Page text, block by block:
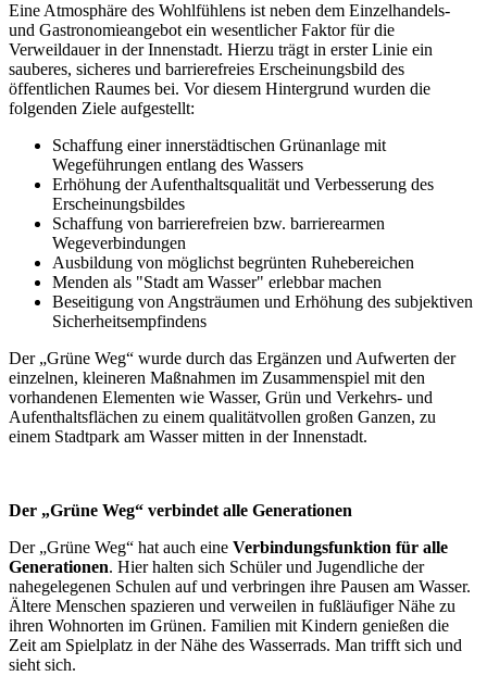
Eine Atmosphäre des Wohlfühlens ist neben dem Einzelhandels-
und Gastronomieangebot ein wesentlicher Faktor für die
Verweildauer in der Innenstadt. Hierzu trägt in erster Linie ein
sauberes, sicheres und barrierefreies Erscheinungsbild des
öffentlichen Raumes bei. Vor diesem Hintergrund wurden die
folgenden Ziele aufgestellt:
Schaffung einer innerstädtischen Grünanlage mit
Wegeführungen entlang des Wassers
Erhöhung der Aufenthaltsqualität und Verbesserung des
Erscheinungsbildes
Schaffung von barrierefreien bzw. barrierearmen
Wegeverbindungen
Ausbildung von möglichst begrünten Ruhebereichen
Menden als "Stadt am Wasser" erlebbar machen
Beseitigung von Angsträumen und Erhöhung des subjektiven
Sicherheitsempfindens
Der „Grüne Weg“ wurde durch das Ergänzen und Aufwerten der
einzelnen, kleineren Maßnahmen im Zusammenspiel mit den
vorhandenen Elementen wie Wasser, Grün und Verkehrs- und
Aufenthaltsflächen zu einem qualitätvollen großen Ganzen, zu
einem Stadtpark am Wasser mitten in der Innenstadt.
Der „Grüne Weg“ verbindet alle Generationen
Der „Grüne Weg“ hat auch eine Verbindungsfunktion für alle
Generationen. Hier halten sich Schüler und Jugendliche der
nahegelegenen Schulen auf und verbringen ihre Pausen am Wasser.
Ältere Menschen spazieren und verweilen in fußläufiger Nähe zu
ihren Wohnorten im Grünen. Familien mit Kindern genießen die
Zeit am Spielplatz in der Nähe des Wasserrads. Man trifft sich und
sieht sich.